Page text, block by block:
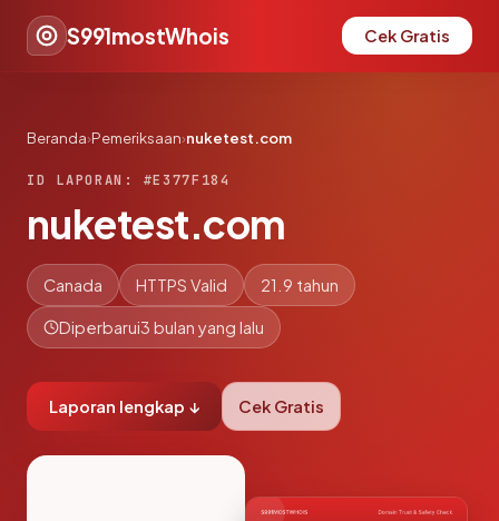
S991mostWhois Cek Gratis
Beranda›Pemeriksaan›nuketest.com
ID LAPORAN: #E377F184
nuketest.com
Canada HTTPS Valid 21.9 tahun
Diperbarui3 bulan yang lalu
Laporan lengkap ↓ Cek Gratis